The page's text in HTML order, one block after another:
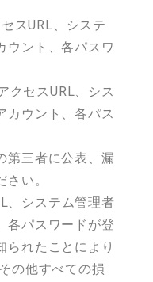
スURL、システ
ウント、各パスワ
クセスURL、シス
カウント、各パス
第三者に公表、漏
い。
、システム管理者
各パスワードが登
られたことにより
の他すべての損